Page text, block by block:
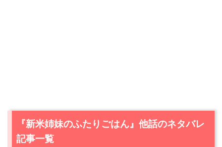
『新米姉妹のふたりごはん』他話のネタバレ
記事一覧